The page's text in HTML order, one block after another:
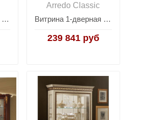
Витрина 1-дверная левая Arredo Classic Donatello
Arredo Classic
Витрина 1-дверная правая Arredo Classic Donatello
239 841 руб